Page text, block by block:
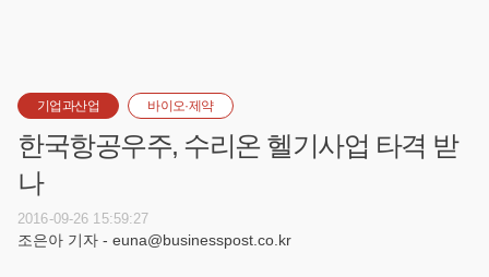
기업과산업 바이오·제약
한국항공우주, 수리온 헬기사업 타격 받
나
2016-09-26 15:59:27
조은아 기자 - euna@businesspost.co.kr